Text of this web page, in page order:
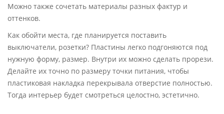
Можно также сочетать материалы разных фактур и
оттенков.
Как обойти места, где планируется поставить
выключатели, розетки? Пластины легко подгоняются под
нужную форму, размер. Внутри их можно сделать прорези.
Делайте их точно по размеру точки питания, чтобы
пластиковая накладка перекрывала отверстие полностью.
Тогда интерьер будет смотреться целостно, эстетично.